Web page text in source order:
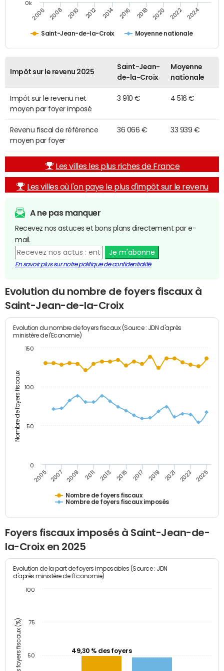
Saint-Jean-de-la-Croix Moyenne nationale
2006 2008 2010 2012 2014 2016 2018 2020 2022 2024
0k
Impôt sur le revenu 2025
Saint-Jean-
de-la-Croix
Moyenne
nationale
Impôt sur le revenu net
moyen par foyer imposé
3 910 € 4 516 €
Revenu fiscal de référence
moyen par foyer
36 066 € 33 939 €
Les villes les plus riches de France
Les villes où l'on paye le plus d'impôt sur le revenu
A ne pas manquer
Recevez nos astuces et bons plans directement par e-
mail.
Je m'abonne
En savoir plus sur notre politique de confidentialité
Evolution du nombre de foyers fiscaux à
Saint-Jean-de-la-Croix
Nombre de foyers fiscaux
Evolution du nombre de foyers fiscaux (Source : JDN d'après
ministère de l'Economie)
Nombre de foyers fiscaux
Nombre de foyers fiscaux imposés
2005 2007 2009 2011 2013 2015 2017 2019 2021 2023 2025
0
50
100
150
Foyers fiscaux imposés à Saint-Jean-de-
la-Croix en 2025
Part des foyers fiscaux (%)
Evolution de la part de foyers imposables (Source : JDN
d'après ministère de l'Economie)
49,30 % des foyers
50
75
100